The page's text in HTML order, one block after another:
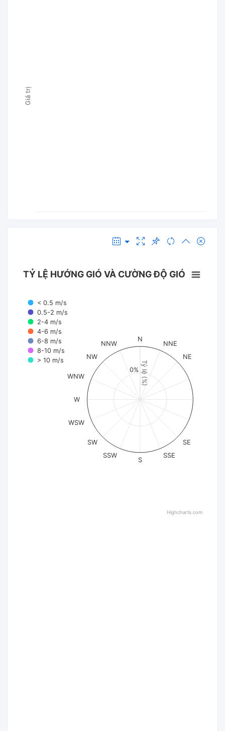
Giá trị
Tỷ lệ (%)
TỶ LỆ HƯỚNG GIÓ VÀ CƯỜNG ĐỘ GIÓ
< 0.5 m/s
0.5-2 m/s
2-4 m/s
4-6 m/s
6-8 m/s
8-10 m/s
> 10 m/s
N
NNE
NE
SE
SSE
S
SSW
SW
WSW
W
WNW
NW
NNW
0%
Highcharts.com